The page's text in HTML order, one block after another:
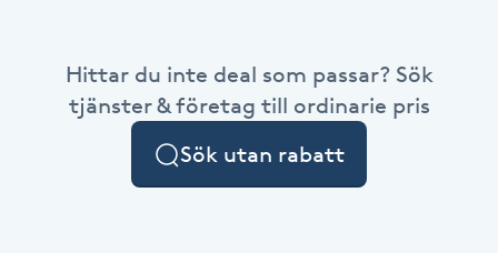
Gellack med förstärkning
Gravidmassage
Hittar du inte deal som passar? Sök
tjänster & företag till ordinarie pris
Sök utan rabatt